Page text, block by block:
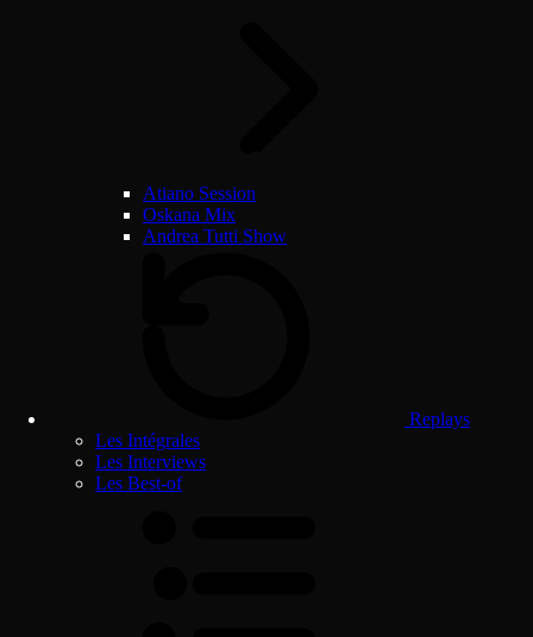
Atiano Session
Oskana Mix
Andrea Tutti Show
Replays
Les Intégrales
Les Interviews
Les Best-of